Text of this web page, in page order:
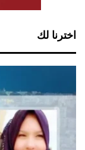
اخترنا لك